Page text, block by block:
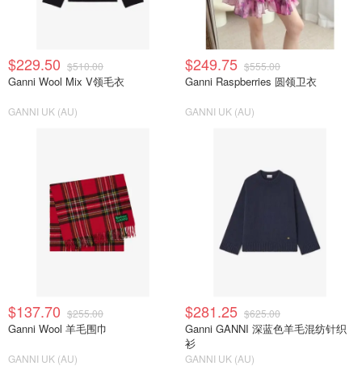
$229.50 $510.00
Ganni Wool Mix V领毛衣
GANNI UK (AU)
$249.75 $555.00
Ganni Raspberries 圆领卫衣
GANNI UK (AU)
$137.70 $255.00
Ganni Wool 羊毛围巾
GANNI UK (AU)
$281.25 $625.00
Ganni GANNI 深蓝色羊毛混纺针织
衫
GANNI UK (AU)